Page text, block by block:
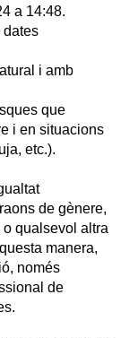
a 14:48.
dates
i amb
que
i en situacions
etc.).
de gènere,
qualsevol altra
manera,
només
de